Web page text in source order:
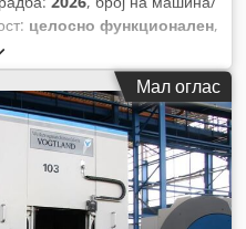
целосно функционален,
(2,99 коњски сили)
50 Hz,
600 мм, максимална
на управување:рачно, тип
висина:2.500 мм, вкупна
1.800 мм
, вкупна
CE, брзина на вртење
/ прирачник
,
Мал оглас